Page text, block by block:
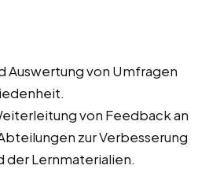
Auswertung von Umfragen
von Feedback an
zur Verbesserung
der Lernmaterialien.